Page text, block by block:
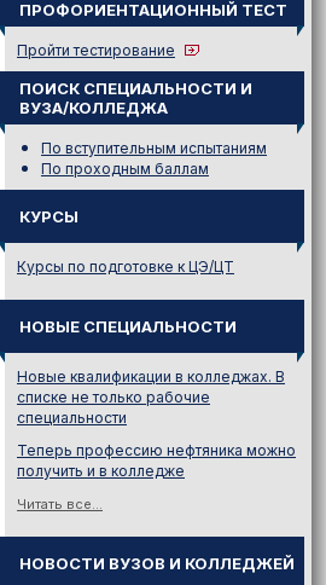
ПРОФОРИЕНТАЦИОННЫЙ ТЕСТ
Пройти тестирование
ПОИСК СПЕЦИАЛЬНОСТИ И
ВУЗА/КОЛЛЕДЖА
По вступительным испытаниям
По проходным баллам
КУРСЫ
Курсы по подготовке к ЦЭ/ЦТ
НОВЫЕ СПЕЦИАЛЬНОСТИ
Новые квалификации в колледжах. В
списке не только рабочие
специальности
Теперь профессию нефтяника можно
получить и в колледже
Читать все...
НОВОСТИ ВУЗОВ И КОЛЛЕДЖЕЙ